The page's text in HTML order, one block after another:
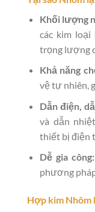
Khối lượng
các kim loại
trọng lượng
Khả năng
vệ tự nhiên,
Dẫn điện,
và dẫn
thiết bị điện
Dễ gia công:
phương
Hợp kim Nhôm